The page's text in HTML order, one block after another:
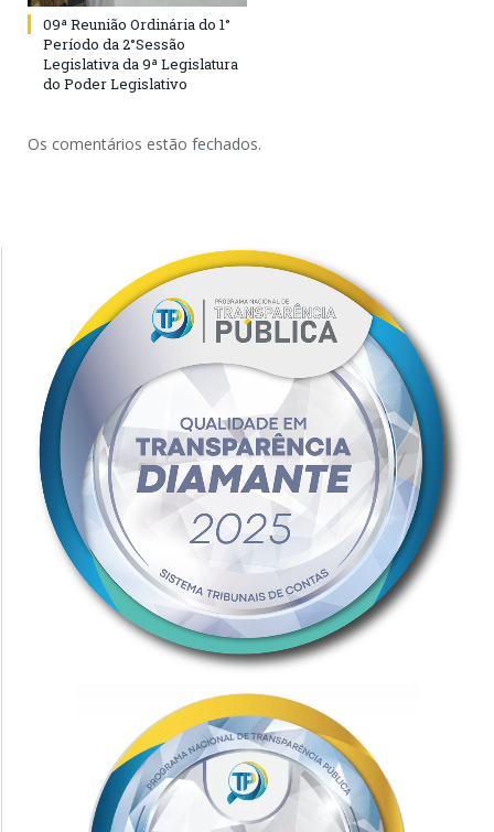
09ª Reunião Ordinária do 1°
Período da 2°Sessão
Legislativa da 9ª Legislatura
do Poder Legislativo
Os comentários estão fechados.